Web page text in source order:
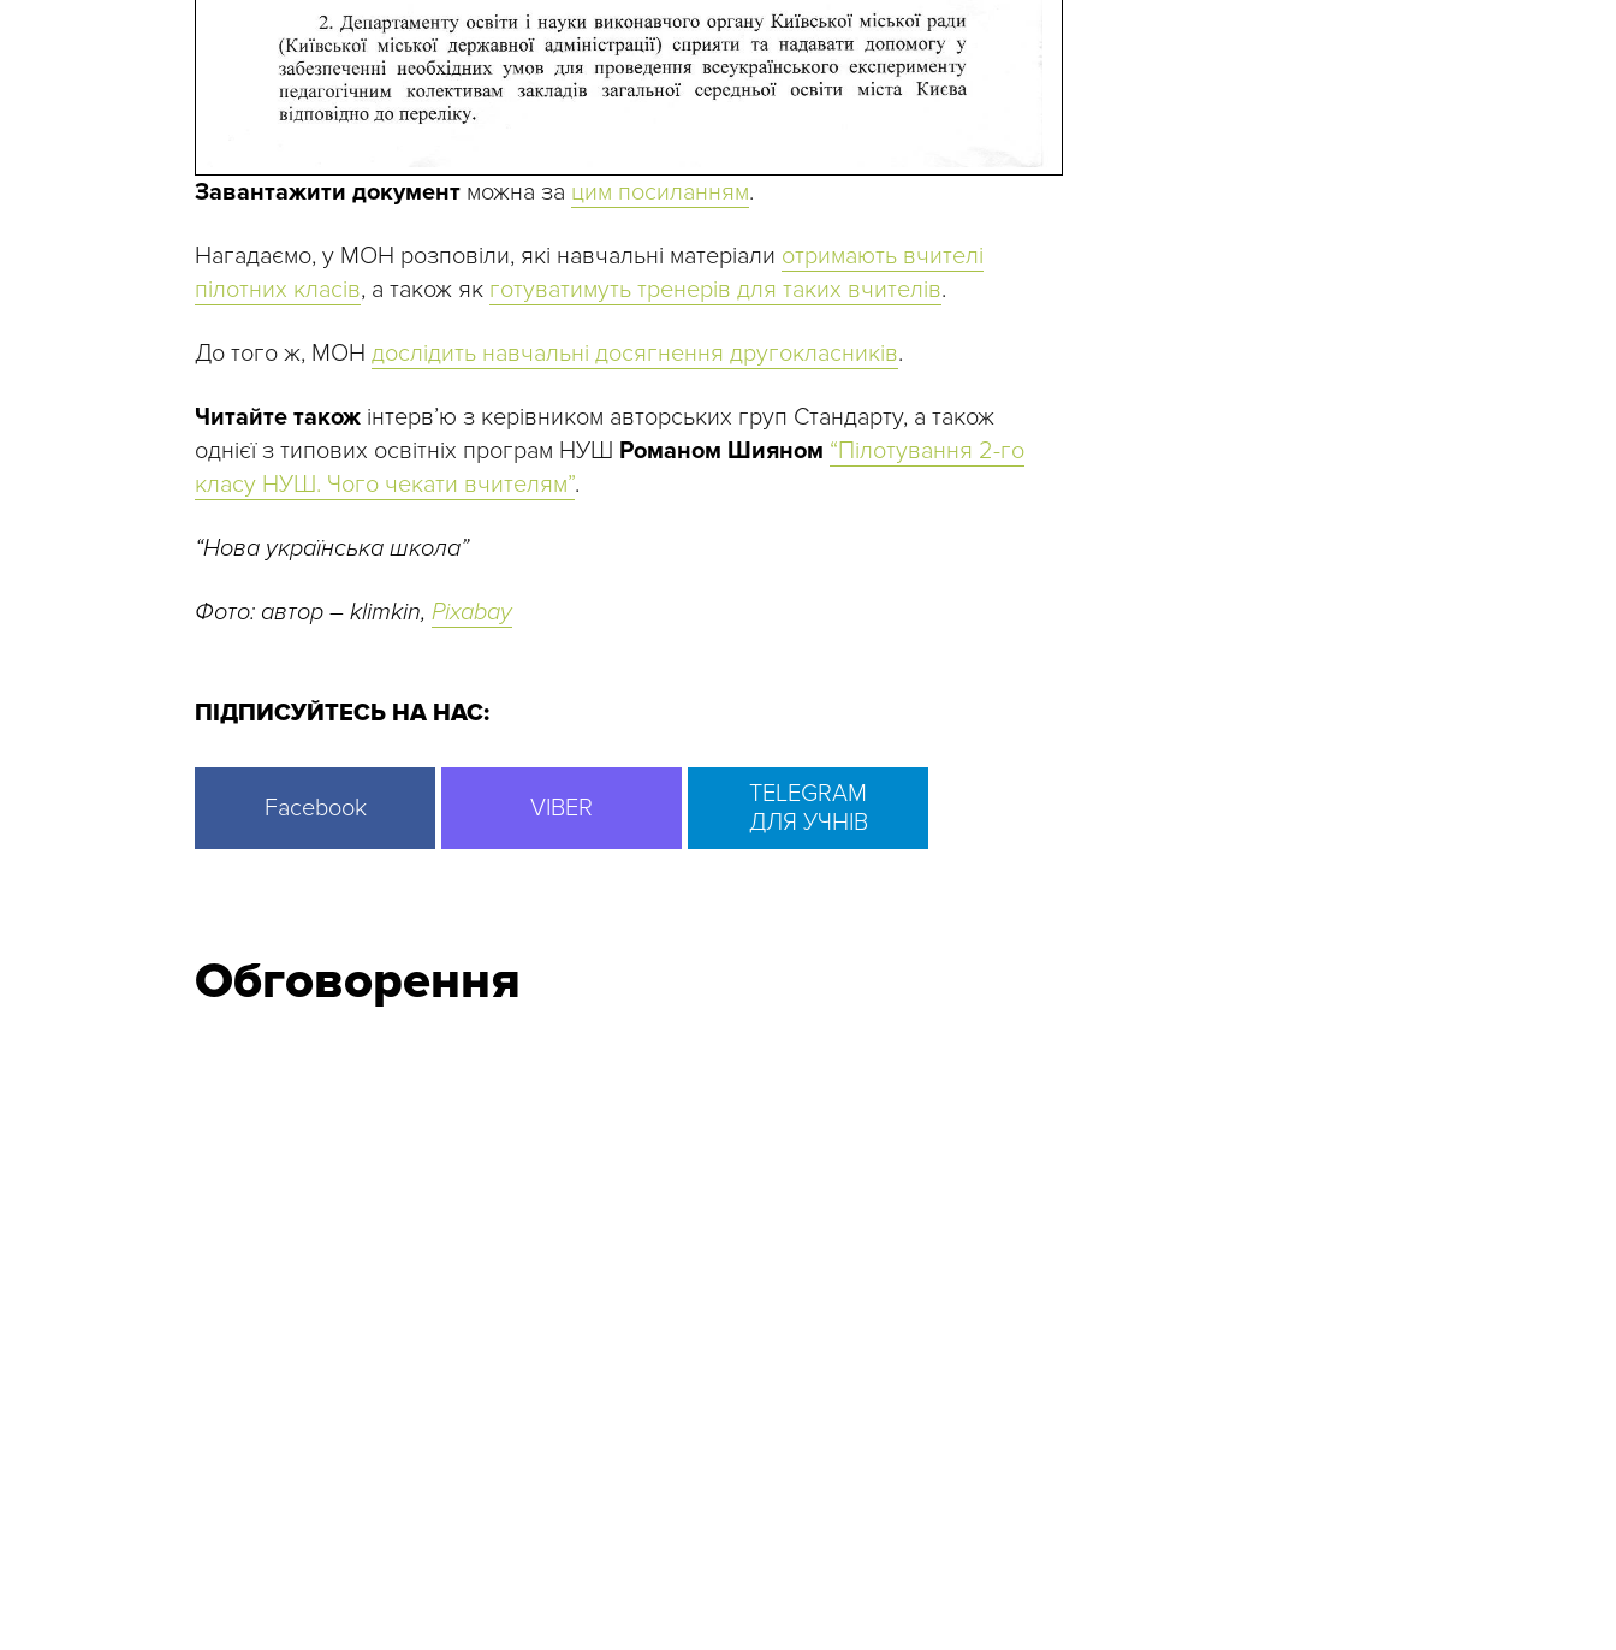
Завантажити документ можна за цим посиланням.
Нагадаємо, у МОН розповіли, які навчальні матеріали отримають вчителі
пілотних класів, а також як готуватимуть тренерів для таких вчителів.
До того ж, МОН дослідить навчальні досягнення другокласників.
Читайте також інтерв’ю з керівником авторських груп Стандарту, а також
однієї з типових освітніх програм НУШ Романом Шияном “Пілотування 2-го
класу НУШ. Чого чекати вчителям”.
“Нова українська школа”
Фото: автор – klimkin, Pixabay
ПІДПИСУЙТЕСЬ НА НАС:
Facebook VIBER
TELEGRAM
ДЛЯ УЧНІВ
Обговорення